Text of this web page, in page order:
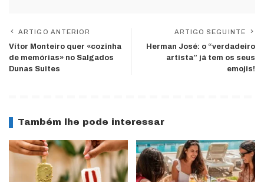
ARTIGO ANTERIOR
Vítor Monteiro quer «cozinha
de memórias» no Salgados
Dunas Suites
ARTIGO SEGUINTE
Herman José: o “verdadeiro
artista” já tem os seus
emojis!
Também lhe pode interessar